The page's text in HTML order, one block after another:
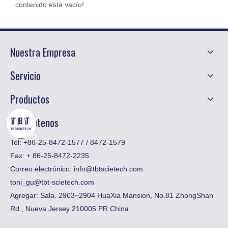
contenido está vacío!
Nuestra Empresa
Servicio
Productos
Contáctenos
Tel: +86-25-8472-1577 / 8472-1579
Fax: ​+ 86-25-8472-2235
Correo electrónico: info@tbtscietech.com
toni_gu@tbt-scietech.com
Agregar: Sala. 2903~2904 HuaXia Mansion, No.81 ZhongShan
Rd., Nueva Jersey 210005 PR China